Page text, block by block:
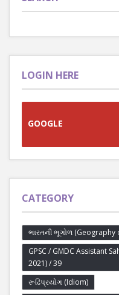
LOGIN HERE
GOOGLE
CATEGORY
ભારતની ભૂગોળ (Geography
GPSC / GMDC Assistant
2021) / 39
રૂઢિપ્રયોગ (Idiom)